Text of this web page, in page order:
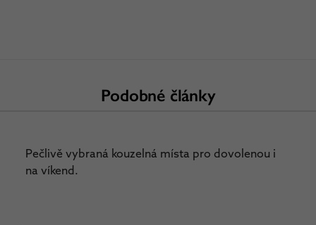
Podobné články
Pečlivě vybraná kouzelná místa pro dovolenou i
na víkend.